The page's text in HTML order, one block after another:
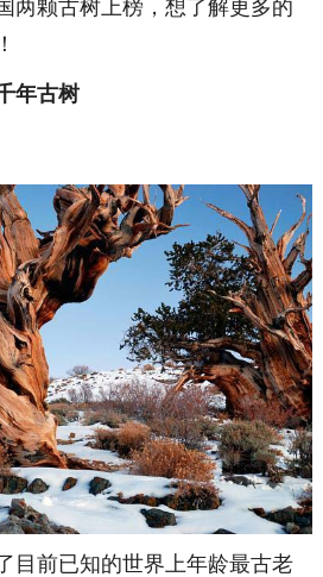
两颗古树上榜，想了解更多的
年古树
目前已知的世界上年龄最古老